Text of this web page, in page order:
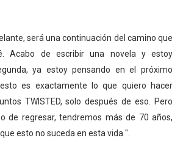
será una continuación del camino que
Acabo de escribir una novela y estoy
ya estoy pensando en el próximo
es exactamente lo que quiero hacer
TWISTED, solo después de eso. Pero
de regresar, tendremos más de 70 años,
esto no suceda en esta vida ".